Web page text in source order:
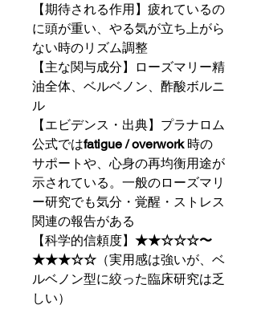
【期待される作用】疲れているの
に頭が重い、やる気が立ち上がら
ない時のリズム調整
【主な関与成分】ローズマリー精
油全体、ベルベノン、酢酸ボルニ
ル
【エビデンス・出典】プラナロム
公式ではfatigue / overwork時の
サポートや、心身の再均衡用途が
示されている。一般のローズマリ
ー研究でも気分・覚醒・ストレス
関連の報告がある
【科学的信頼度】 ★★☆☆☆〜
★★★☆☆ （実用感は強いが、ベ
ルベノン型に絞った臨床研究は乏
しい）